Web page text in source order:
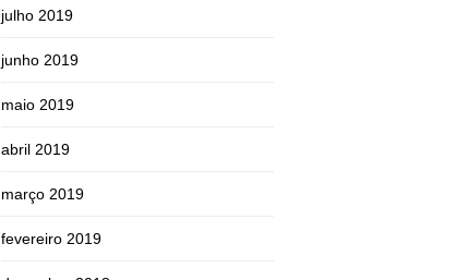
julho 2019
junho 2019
maio 2019
abril 2019
março 2019
fevereiro 2019